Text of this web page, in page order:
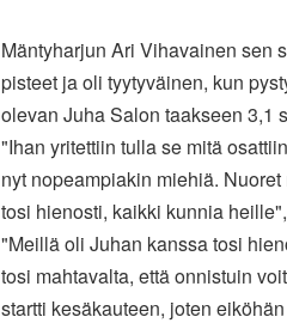
Mäntyharjun Ari Vihavainen sen
pisteet ja oli tyytyväinen, kun
olevan Juha Salon taakseen 3,1
"Ihan yritettiin tulla se mitä
nyt nopeampiakin miehiä.
tosi hienosti, kaikki kunnia
"Meillä oli Juhan kanssa tosi
tosi mahtavalta, että onnistuin
startti kesäkauteen, joten